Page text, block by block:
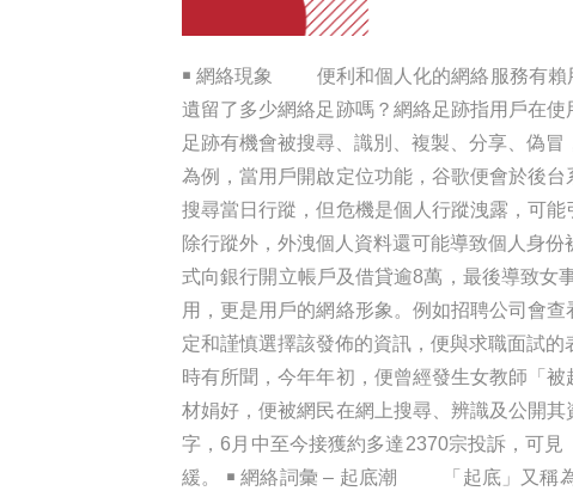
￭ 網絡現象 便利和個人化的網絡服務有賴用
遺留了多少網絡足跡嗎？網絡足跡指用戶在
足跡有機會被搜尋、識別、複製、分享、偽
為例，當用戶開啟定位功能，谷歌便會於後
搜尋當日行蹤，但危機是個人行蹤洩露，可
除行蹤外，外洩個人資料還可能導致個人身
式向銀行開立帳戶及借貸逾8萬，最後導致
用，更是用戶的網絡形象。例如招聘公司會
定和謹慎選擇該發佈的資訊，便與求職面試
時有所聞，今年年初，便曾經發生女教師「
材娟好，便被網民在網上搜尋、辨識及公開
字，6月中至今接獲約多達2370宗投訴，可
緩。 ￭ 網絡詞彙 – 起底潮 「起底」又稱為